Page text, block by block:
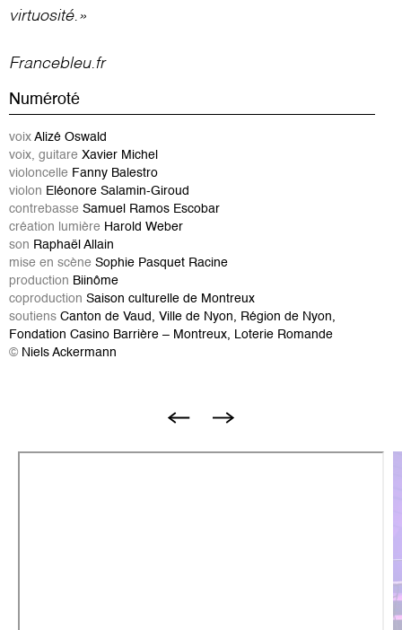
virtuosité.»
Francebleu.fr
Numéroté
voix Alizé Oswald
voix, guitare Xavier Michel
violoncelle Fanny Balestro
violon Eléonore Salamin-Giroud
contrebasse Samuel Ramos Escobar
création lumière Harold Weber
son Raphaël Allain
mise en scène Sophie Pasquet Racine
production Biinôme
coproduction Saison culturelle de Montreux
soutiens Canton de Vaud, Ville de Nyon, Région de Nyon,
Fondation Casino Barrière – Montreux, Loterie Romande
© Niels Ackermann